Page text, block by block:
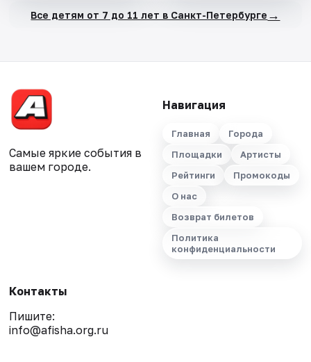
Все детям от 7 до 11 лет в Санкт-Петербурге →
Самые яркие события в
вашем городе.
Навигация
Главная
Города
Площадки
Артисты
Рейтинги
Промокоды
О нас
Возврат билетов
Политика
конфиденциальности
Контакты
Пишите:
info@afisha.org.ru